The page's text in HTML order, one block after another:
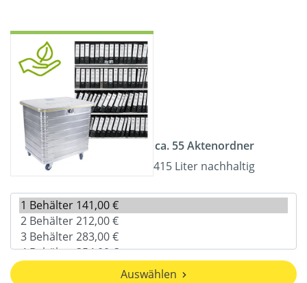
ca. 55 Aktenordner
415 Liter nachhaltig
Auswählen